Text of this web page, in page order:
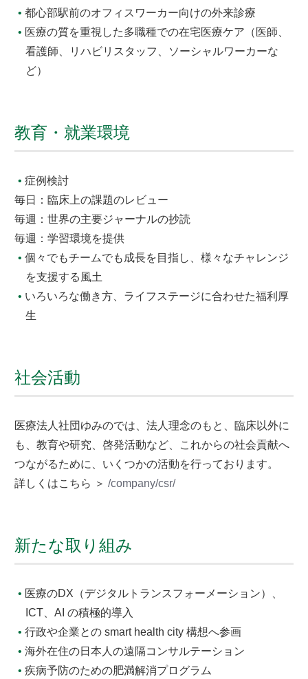
都心部駅前のオフィスワーカー向けの外来診療
医療の質を重視した多職種での在宅医療ケア（医師、
看護師、リハビリスタッフ、ソーシャルワーカーな
ど）
教育・就業環境
症例検討
毎日：臨床上の課題のレビュー
毎週：世界の主要ジャーナルの抄読
毎週：学習環境を提供
個々でもチームでも成長を目指し、様々なチャレンジ
を支援する風土
いろいろな働き方、ライフステージに合わせた福利厚
生
社会活動
医療法人社団ゆみのでは、法人理念のもと、臨床以外に
も、教育や研究、啓発活動など、これからの社会貢献へ
つながるために、いくつかの活動を行っております。
詳しくはこちら ＞ /company/csr/
新たな取り組み
医療のDX（デジタルトランスフォーメーション）、
ICT、AI の積極的導入
行政や企業との smart health city 構想へ参画
海外在住の日本人の遠隔コンサルテーション
疾病予防のための肥満解消プログラム